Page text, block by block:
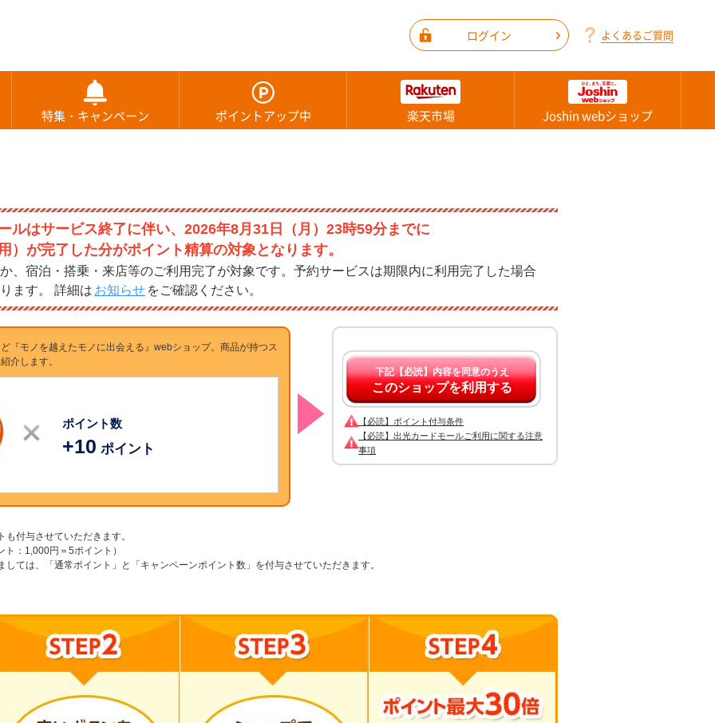
ログイン よくあるご質問
特集・キャンペーン ポイントアップ中 楽天市場 Joshin webショップ
ルはサービス終了に伴い、2026年8月31日（月）23時59分までに
）が完了した分がポイント精算の対象となります。
、宿泊・搭乗・来店等のご利用完了が対象です。予約サービスは期限内に利用完了した場合
ます。 詳細は お知らせ をご確認ください。
『モノを越えたモノに出会える』webショップ。商品が持つス
介します。
ポイント数
+10 ポイント
下記【必読】内容を同意のうえ
このショップを利用する
【必読】ポイント付与条件
【必読】出光カードモールご利用に関する注意
事項
付与させていただきます。
：1,000円＝5ポイント）
ては、「通常ポイント」と「キャンペーンポイント数」を付与させていただきます。